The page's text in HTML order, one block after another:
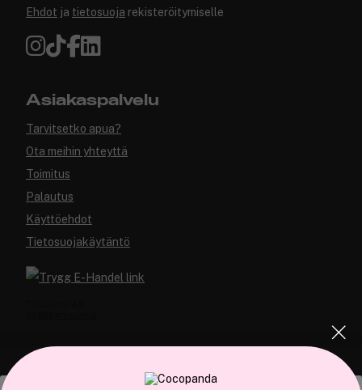
Ehdot ja tietosuoja rekisteröitymiselle
Asiakaspalvelu
Tarvitsetko apua?
Ota meihin yhteyttä
Toimitus
Palautus
Käyttöehdot
Tietosuojakäytäntö